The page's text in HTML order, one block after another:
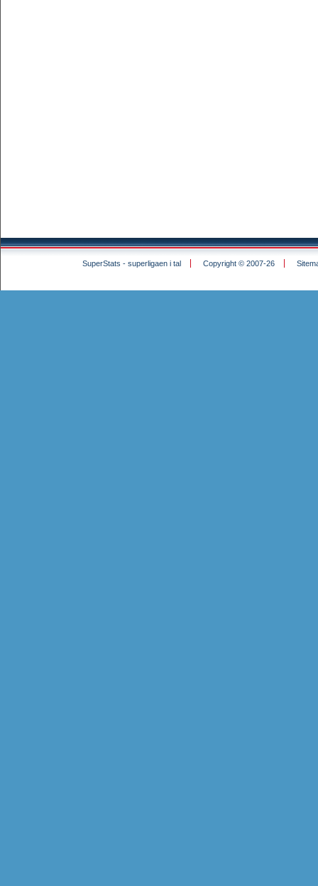
SuperStats - superligaen i tal Copyright © 2007-26